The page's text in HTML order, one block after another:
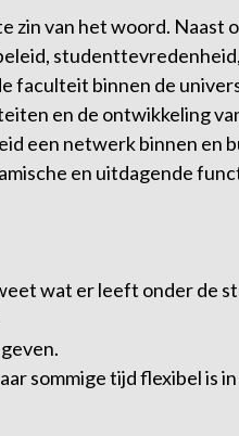
zin van het woord. Naast
studenttevredenheid,
faculteit binnen de
en de ontwikkeling
een netwerk binnen en
en uitdagende
wat er leeft onder de
sommige tijd flexibel is